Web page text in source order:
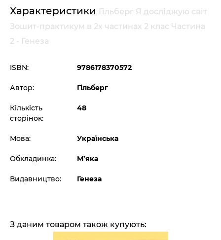
Характеристики Гільберг Я досліджую світ
Зошит-практикум в 2х частинах 2 клас Частина
2 - Генеза
ISBN: 9786178370572
Автор: Гільберг
Кількість
сторінок:
48
Мова: Українська
Обкладинка: М’яка
Видавництво: Генеза
З даним товаром також купують: